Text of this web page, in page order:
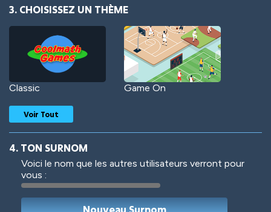
3. CHOISISSEZ UN THÈME
Classic Game On
Woof
Voir Tout
4. TON SURNOM
Voici le nom que les autres utilisateurs verront pour
vous :